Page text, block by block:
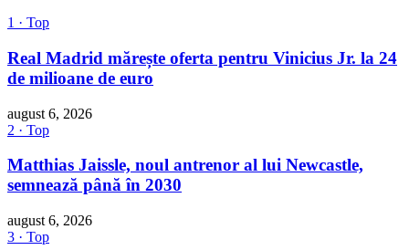
1 · Top
Real Madrid mărește oferta pentru Vinicius Jr. la 24
de milioane de euro
august 6, 2026
2 · Top
Matthias Jaissle, noul antrenor al lui Newcastle,
semnează până în 2030
august 6, 2026
3 · Top